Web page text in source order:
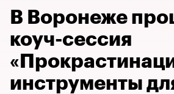
В Воронеже
коуч-сессия
инструменты